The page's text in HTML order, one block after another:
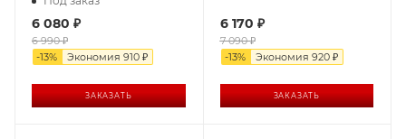
6 080 ₽
6 990₽
-13% Экономия 910 ₽
ЗАКАЗАТЬ
6 170 ₽
7 090₽
-13% Экономия 920₽
ЗАКАЗАТЬ